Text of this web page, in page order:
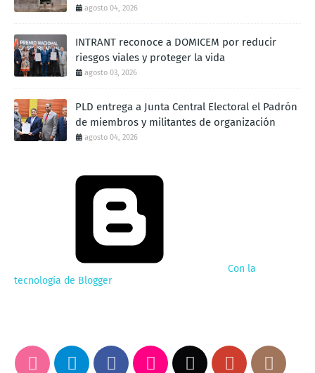
agosto 04, 2026
INTRANT reconoce a DOMICEM por reducir
riesgos viales y proteger la vida
agosto 03, 2026
PLD entrega a Junta Central Electoral el Padrón
de miembros y militantes de organización
agosto 04, 2026
Con la
tecnología de Blogger